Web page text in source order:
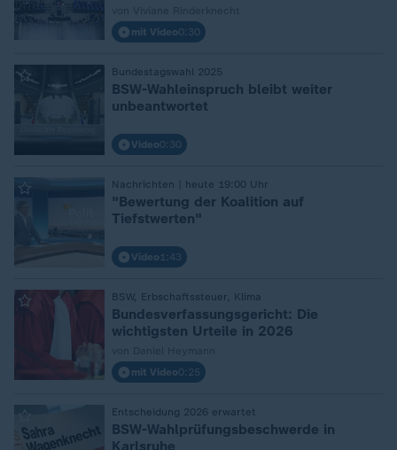
mit Video0:30
Bundestagswahl 2025
:
BSW-Wahleinspruch bleibt weiter
unbeantwortet
Video0:30
Nachrichten | heute 19:00 Uhr
:
"Bewertung der Koalition auf
Tiefstwerten"
Video 1:43
BSW, Erbschaftssteuer, Klima
:
Bundesverfassungsgericht: Die
wichtigsten Urteile in 2026
mit Video0:25
Entscheidung 2026 erwartet
BSW-Wahlprüfungsbeschwerde in
Karlsruhe